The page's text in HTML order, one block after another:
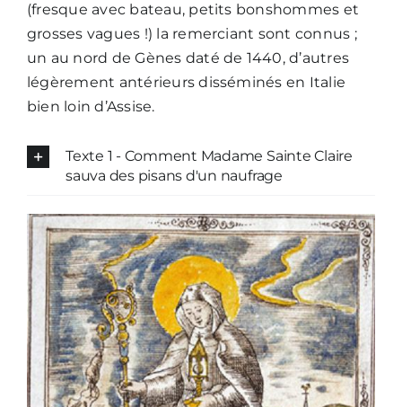
(fresque avec bateau, petits bonshommes et
grosses vagues !) la remerciant sont connus ;
un au nord de Gènes daté de 1440, d’autres
légèrement antérieurs disséminés en Italie
bien loin d’Assise.
Texte 1 - Comment Madame Sainte Claire
sauva des pisans d'un naufrage